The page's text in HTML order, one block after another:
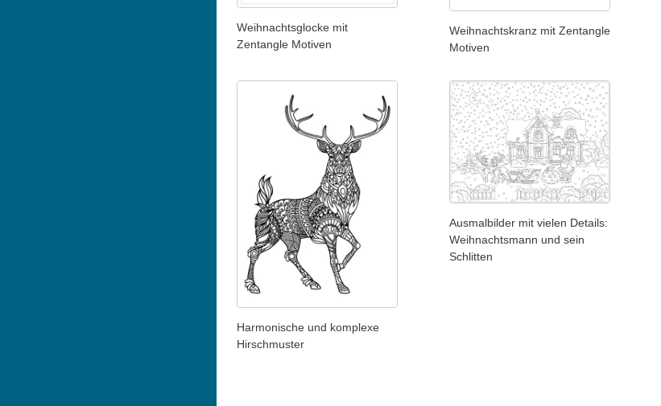
Weihnachtsglocke mit
Zentangle Motiven
Weihnachtskranz mit Zentangle
Motiven
Harmonische und komplexe
Hirschmuster
Ausmalbilder mit vielen Details:
Weihnachtsmann und sein
Schlitten